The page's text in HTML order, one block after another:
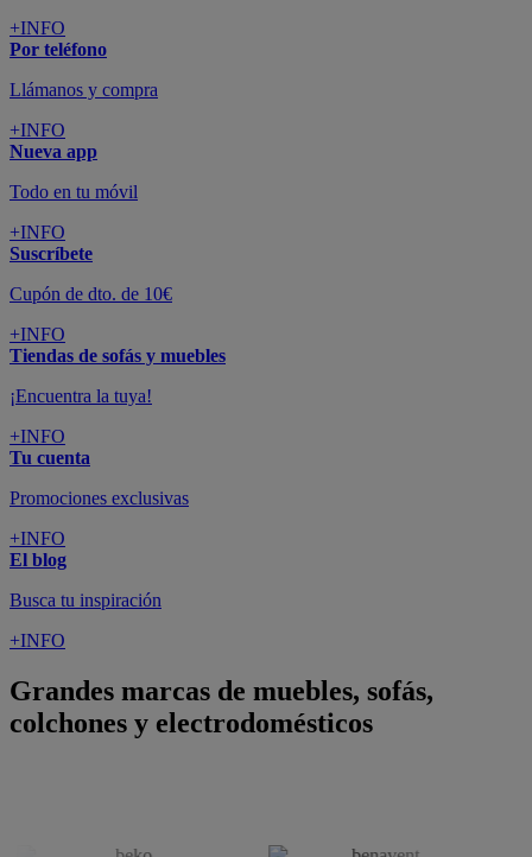
+INFO
Por teléfono
Llámanos y compra
+INFO
Nueva app
Todo en tu móvil
+INFO
Suscríbete
Cupón de dto. de 10€
+INFO
Tiendas de sofás y muebles
¡Encuentra la tuya!
+INFO
Tu cuenta
Promociones exclusivas
+INFO
El blog
Busca tu inspiración
+INFO
Grandes marcas de muebles, sofás,
colchones y electrodomésticos